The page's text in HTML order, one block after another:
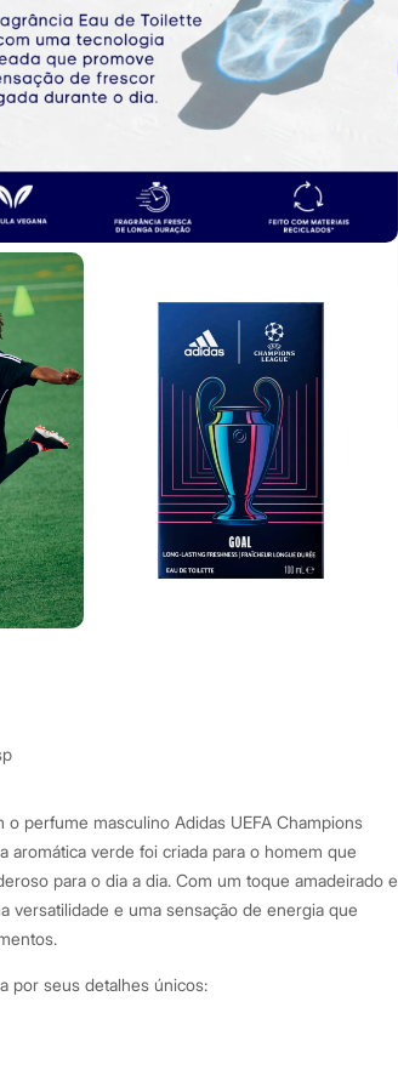
perfume masculino Adidas UEFA Champions
aromática verde foi criada para o homem que
para o dia a dia. Com um toque amadeirado e
versatilidade e uma sensação de energia que
por seus detalhes únicos:
verde, com um toque amadeirado e fresco.